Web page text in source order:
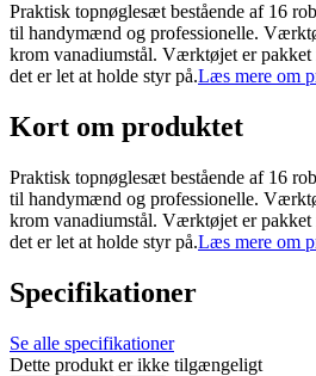
Praktisk topnøglesæt bestående af 16
til handymænd og professionelle.
krom vanadiumstål. Værktøjet er pakket
det er let at holde styr på.Læs mere om
Kort om produktet
Praktisk topnøglesæt bestående af 16
til handymænd og professionelle.
krom vanadiumstål. Værktøjet er pakket
det er let at holde styr på.Læs mere om
Specifikationer
Se alle specifikationer
Dette produkt er ikke tilgængeligt